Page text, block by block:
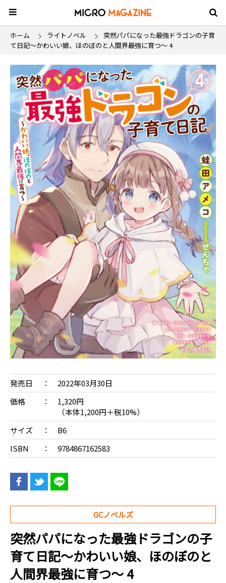
ホーム ライトノベル
突然パパになった最強ドラゴンの子育
て日記～かわいい娘、ほのぼのと人間界最強に育つ〜 4
発売日
2022年03月30日
価格
1,320円
（本体1,200円＋税10%）
サイズ
B6
ISBN
9784867162583
GCノベルズ
突然パパになった最強ドラゴンの子
育て日記～かわいい娘、ほのぼのと
人間界最強に育つ〜 4